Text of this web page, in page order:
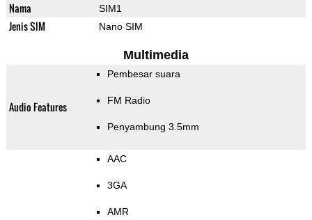
Nama SIM1
Jenis SIM Nano SIM
Multimedia
Audio Features
Pembesar suara
FM Radio
Penyambung 3.5mm
AAC
3GA
AMR